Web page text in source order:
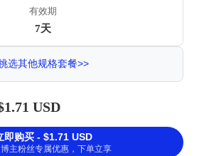
有效期
7天
选其他规格套餐>>
USD
即购买 - $1.71 USD
主粉丝专属优惠，下单立享